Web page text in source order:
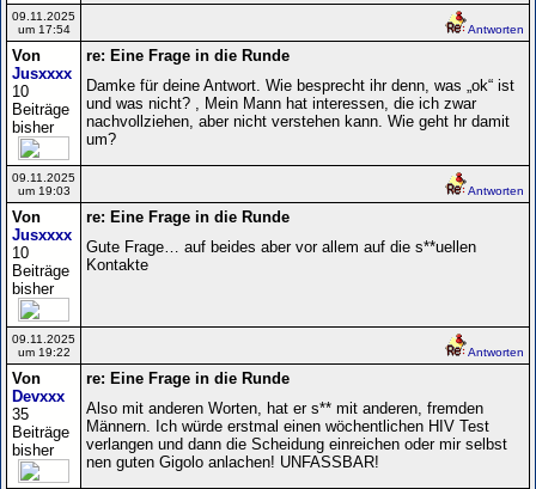
09.11.2025
um 17:54
Antworten
Von
Jusxxxx
10
Beiträge
bisher
re: Eine Frage in die Runde
Damke für deine Antwort. Wie besprecht ihr denn, was „ok“ ist
und was nicht? , Mein Mann hat interessen, die ich zwar
nachvollziehen, aber nicht verstehen kann. Wie geht hr damit
um?
09.11.2025
um 19:03
Antworten
Von
Jusxxxx
10
Beiträge
bisher
re: Eine Frage in die Runde
Gute Frage… auf beides aber vor allem auf die s**uellen
Kontakte
09.11.2025
um 19:22
Antworten
Von
Devxxx
35
Beiträge
bisher
re: Eine Frage in die Runde
Also mit anderen Worten, hat er s** mit anderen, fremden
Männern. Ich würde erstmal einen wöchentlichen HIV Test
verlangen und dann die Scheidung einreichen oder mir selbst
nen guten Gigolo anlachen! UNFASSBAR!